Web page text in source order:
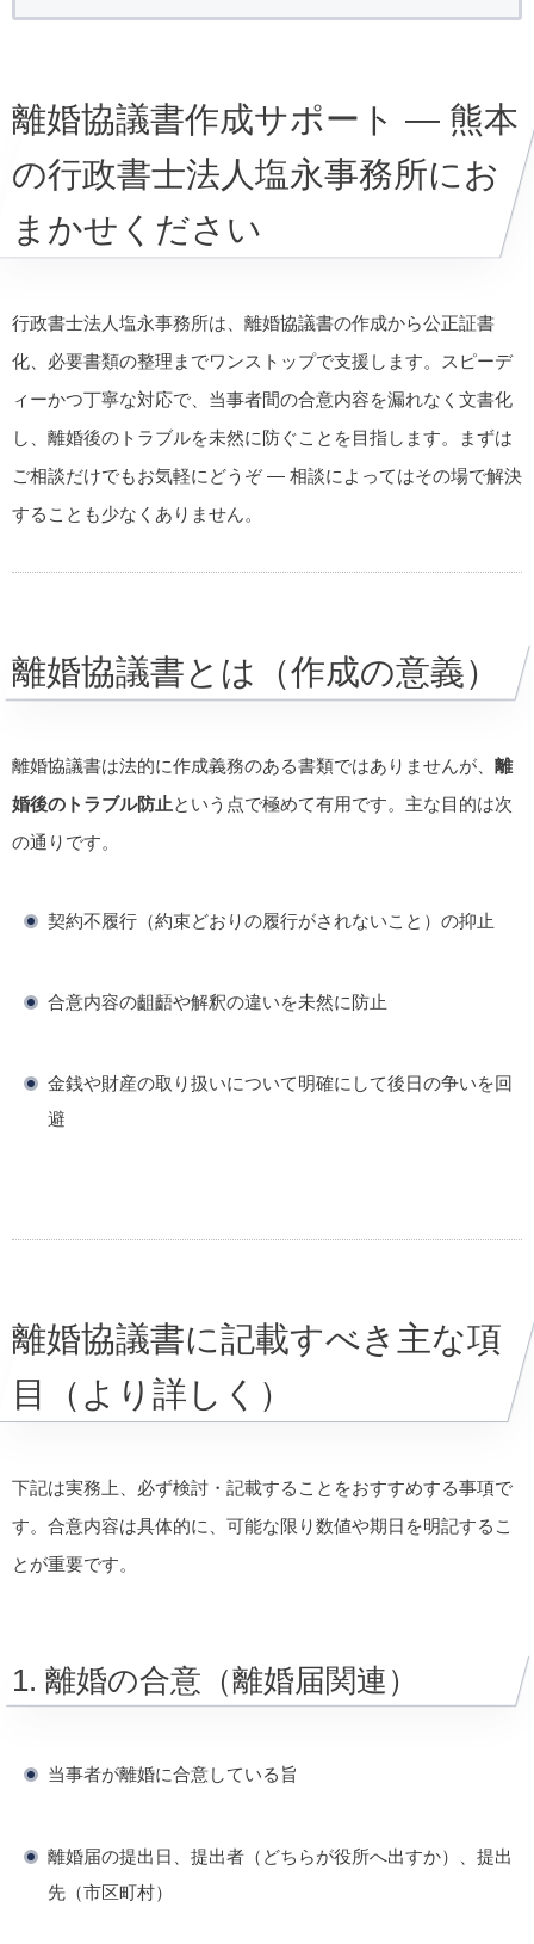
離婚協議書作成サポート — 熊本
の行政書士法人塩永事務所にお
まかせください
行政書士法人塩永事務所は、離婚協議書の作成から公正証書
化、必要書類の整理までワンストップで支援します。スピーデ
ィーかつ丁寧な対応で、当事者間の合意内容を漏れなく文書化
し、離婚後のトラブルを未然に防ぐことを目指します。まずは
ご相談だけでもお気軽にどうぞ — 相談によってはその場で解決
することも少なくありません。
離婚協議書とは（作成の意義）
離婚協議書は法的に作成義務のある書類ではありませんが、 離
婚後のトラブル防止という点で極めて有用です。主な目的は次
の通りです。
契約不履行（約束どおりの履行がされないこと）の抑止
合意内容の齟齬や解釈の違いを未然に防止
金銭や財産の取り扱いについて明確にして後日の争いを回
避
離婚協議書に記載すべき主な項
目（より詳しく）
下記は実務上、必ず検討・記載することをおすすめする事項で
す。合意内容は具体的に、可能な限り数値や期日を明記するこ
とが重要です。
1. 離婚の合意（離婚届関連）
当事者が離婚に合意している旨
離婚届の提出日、提出者（どちらが役所へ出すか）、提出
先（市区町村）